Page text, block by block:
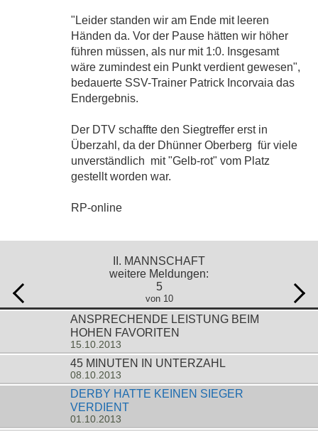
"Leider standen wir am Ende mit leeren
Händen da. Vor der Pause hätten wir höher
führen müssen, als nur mit 1:0. Insgesamt
wäre zumindest ein Punkt verdient gewesen",
bedauerte SSV-Trainer Patrick Incorvaia das
Endergebnis.
Der DTV schaffte den Siegtreffer erst in
Überzahl, da der Dhünner Oberberg  für viele
unverständlich  mit "Gelb-rot" vom Platz
gestellt worden war.
RP-online
II. MANNSCHAFT
weitere Meldungen:
5
von 10
ANSPRECHENDE LEISTUNG BEIM
HOHEN FAVORITEN
15.10.2013
45 MINUTEN IN UNTERZAHL
08.10.2013
DERBY HATTE KEINEN SIEGER
VERDIENT
01.10.2013